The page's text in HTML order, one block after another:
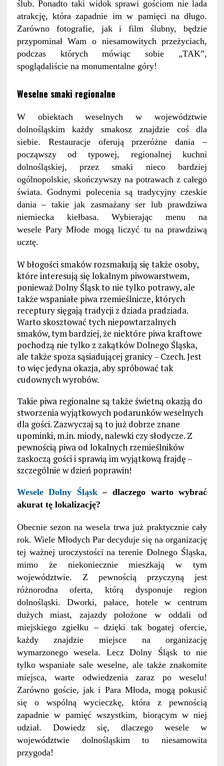
ślub. Ponadto taki widok sprawi gościom nie lada
atrakcję, która zapadnie im w pamięci na długo.
Zarówno fotografie, jak i film ślubny, będzie
przypominał Wam o niesamowitych przeżyciach,
podczas których mówiąc sobie „TAK”,
spoglądaliście na monumentalne góry!
Weselne smaki regionalne
W obiektach weselnych w województwie
dolnośląskim każdy smakosz znajdzie coś dla
siebie. Restauracje oferują przeróżne dania –
począwszy od typowej, regionalnej kuchni
dolnośląskiej, przez smaki nieco bardziej
ogólnopolskie, skończywszy na potrawach z całego
świata. Godnymi polecenia są tradycyjny czeskie
dania – takie jak zasmażany ser lub prawdziwa
niemiecka kiełbasa. Wybierając menu na
wesele Pary Młode mogą liczyć tu na prawdziwą
ucztę.
W błogości smaków rozsmakują się także osoby,
które interesują się lokalnym piwowarstwem,
ponieważ Dolny Śląsk to nie tylko potrawy, ale
także wspaniałe piwa rzemieślnicze, których
receptury sięgają tradycji z dziada pradziada.
Warto skosztować tych niepowtarzalnych
smaków, tym bardziej, że niektóre piwa kraftowe
pochodzą nie tylko z zakątków Dolnego Śląska,
ale także spoza sąsiadującej granicy – Czech. Jest
to więc jedyna okazja, aby spróbować tak
cudownych wyrobów.
Takie piwa regionalne są także świetną okazją do
stworzenia wyjątkowych podarunków weselnych
dla gości. Zazwyczaj są to już dobrze znane
upominki, m.in. miody, nalewki czy słodycze. Z
pewnością piwa od lokalnych rzemieślników
zaskoczą gości i sprawią im wyjątkową frajdę –
szczególnie w dzień poprawin!
Wesele Dolny Śląsk– dlaczego warto wybrać
akurat tę lokalizację?
Obecnie sezon na wesela trwa już praktycznie cały
rok. Wiele Młodych Par decyduje się na organizację
tej ważnej uroczystości na terenie Dolnego Śląska,
mimo że niekoniecznie mieszkają w tym
województwie. Z pewnością przyczyną jest
różnorodna oferta, którą dysponuje region
dolnośląski. Dworki, pałace, hotele w centrum
dużych miast, zajazdy położone w oddali od
miejskiego zgiełku – dzięki tak bogatej ofercie,
każdy znajdzie miejsce na organizację
wymarzonego wesela. Lecz Dolny Śląsk to nie
tylko wspaniałe sale weselne, ale także znakomite
miejsca, warte odwiedzenia zaraz po weselu!
Zarówno goście, jak i Para Młoda, mogą pokusić
się o wspólną wycieczkę, która z pewnością
zapadnie w pamięć wszystkim, biorącym w niej
udział. Dowiedz się, dlaczego wesele w
województwie dolnośląskim to niesamowita
przygoda!